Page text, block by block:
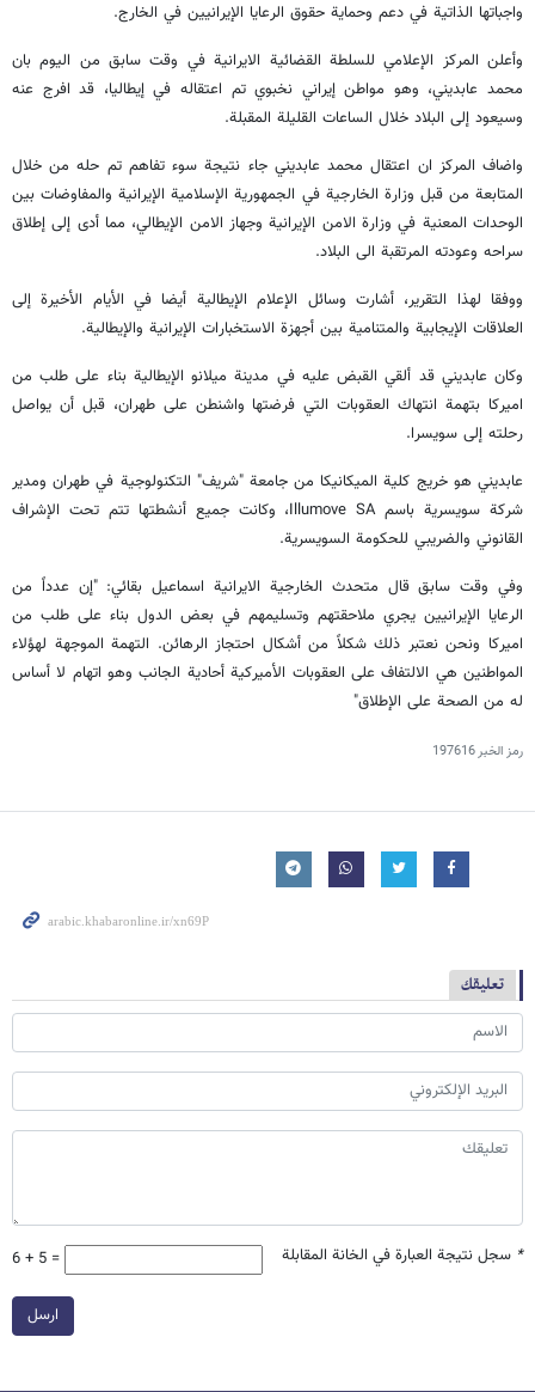
واجباتها الذاتية في دعم وحماية حقوق الرعايا الإيرانيين في الخارج.
وأعلن المركز الإعلامي للسلطة القضائية الايرانية في وقت سابق من اليوم بان
محمد عابديني، وهو مواطن إيراني نخبوي تم اعتقاله في إيطاليا، قد افرج عنه
وسيعود إلى البلاد خلال الساعات القليلة المقبلة.
واضاف المركز ان اعتقال محمد عابديني جاء نتيجة سوء تفاهم تم حله من خلال
المتابعة من قبل وزارة الخارجية في الجمهورية الإسلامية الإيرانية والمفاوضات بين
الوحدات المعنية في وزارة الامن الإيرانية وجهاز الامن الإيطالي، مما أدى إلى إطلاق
سراحه وعودته المرتقبة الى البلاد.
ووفقا لهذا التقرير، أشارت وسائل الإعلام الإيطالية أيضا في الأيام الأخيرة إلى
العلاقات الإيجابية والمتنامية بين أجهزة الاستخبارات الإيرانية والإيطالية.
وكان عابديني قد ألقي القبض عليه في مدينة ميلانو الإيطالية بناء على طلب من
اميركا بتهمة انتهاك العقوبات التي فرضتها واشنطن على طهران، قبل أن يواصل
رحلته إلى سويسرا.
عابديني هو خريج كلية الميكانيكا من جامعة "شريف" التكنولوجية في طهران ومدير
شركة سويسرية باسم Illumove SA، وكانت جميع أنشطتها تتم تحت الإشراف
القانوني والضريبي للحكومة السويسرية.
وفي وقت سابق قال متحدث الخارجية الايرانية اسماعيل بقائي: "إن عدداً من
الرعايا الإيرانيين يجري ملاحقتهم وتسليمهم في بعض الدول بناء على طلب من
اميركا ونحن نعتبر ذلك شكلاً من أشكال احتجاز الرهائن. التهمة الموجهة لهؤلاء
المواطنين هي الالتفاف على العقوبات الأميركية أحادية الجانب وهو اتهام لا أساس
له من الصحة على الإطلاق"
رمز الخبر197616
تعليقك
* سجل نتيجة العبارة في الخانة المقابلة 6 + 5 =
ارسل